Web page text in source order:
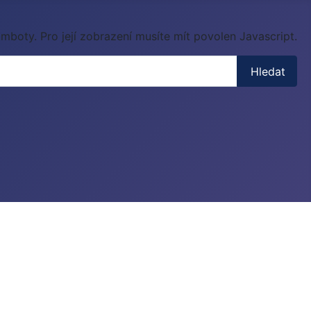
Pro její zobrazení musíte mít povolen Javascript.
Hledat